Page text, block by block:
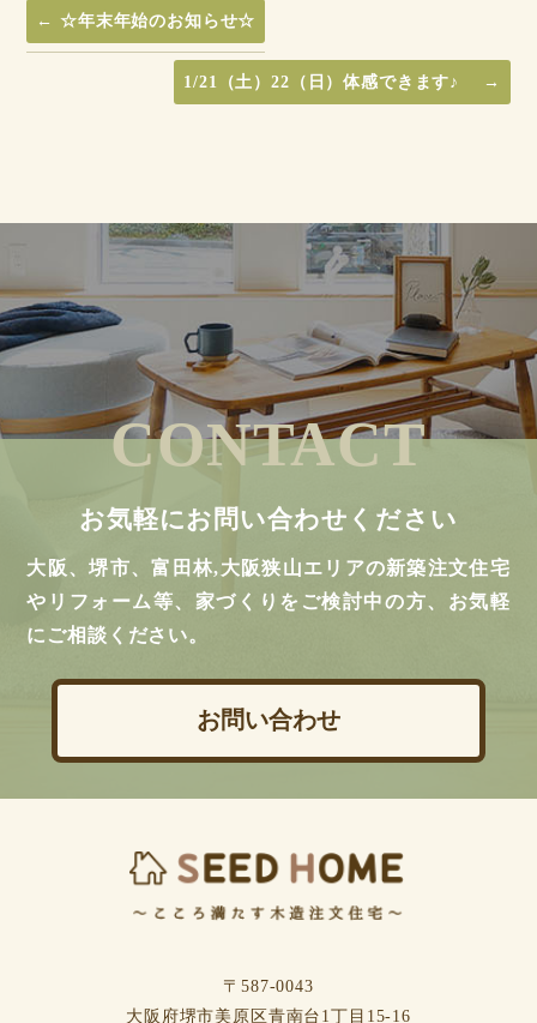
← ☆年末年始のお知らせ☆
1/21（土）22（日）体感できます♪ →
CONTACT
お気軽にお問い合わせください
大阪、堺市、富田林,大阪狭山エリアの新築注文住宅
やリフォーム等、家づくりをご検討中の方、お気軽
にご相談ください。
お問い合わせ
〒587-0043
⼤阪府堺市美原区⻘南台1丁⽬15-16